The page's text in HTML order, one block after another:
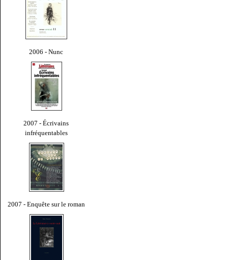
2006 - Nunc
2007 - Écrivains
infréquentables
2007 - Enquête sur le roman